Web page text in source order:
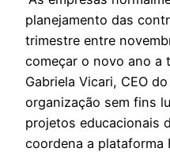
planejamento das
trimestre entre
começar o novo ano a
Gabriela Vicari, CEO
organização sem fins
projetos educacionais
coordena a plataforma